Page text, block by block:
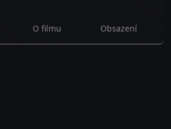
O filmu Obsazení